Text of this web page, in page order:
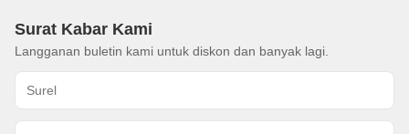
Surat Kabar Kami
Langganan buletin kami untuk diskon dan banyak lagi.